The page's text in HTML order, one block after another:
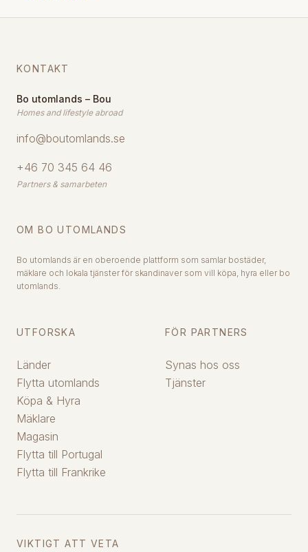
KONTAKT
Bo utomlands – Bou
Homes and lifestyle abroad
info@boutomlands.se
+46 70 345 64 46
Partners & samarbeten
OM BO UTOMLANDS
Bo utomlands är en oberoende plattform som samlar bostäder,
mäklare och lokala tjänster för skandinaver som vill köpa, hyra eller bo
utomlands.
UTFORSKA
Länder
Flytta utomlands
Köpa & Hyra
Mäklare
Magasin
Flytta till Portugal
Flytta till Frankrike
FÖR PARTNERS
Synas hos oss
Tjänster
VIKTIGT ATT VETA